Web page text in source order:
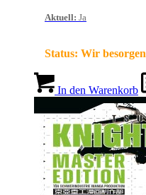
Aktuell: Ja
Status: Wir besorgen
In den Warenkorb